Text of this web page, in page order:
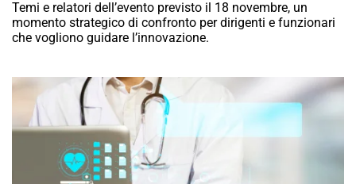
Temi e relatori dell’evento previsto il 18 novembre, un
momento strategico di confronto per dirigenti e funzionari
che vogliono guidare l’innovazione.